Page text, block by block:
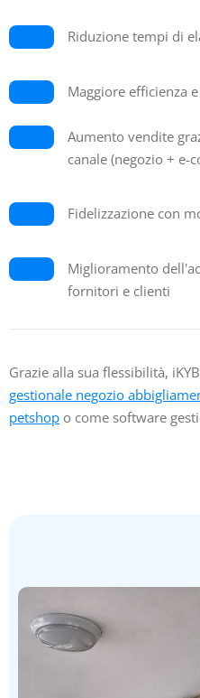
Riduzione tempi di
Maggiore efficienza
Aumento vendite
canale (negozio + e-
Fidelizzazione con
Miglioramento
fornitori e clienti
Grazie alla sua flessibilità,
gestionale negozio
petshop o come software